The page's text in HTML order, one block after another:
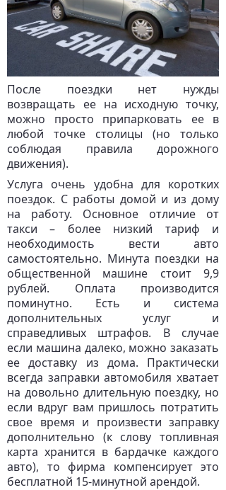
После поездки нет нужды
возвращать ее на исходную точку,
можно просто припарковать ее в
любой точке столицы (но только
соблюдая правила дорожного
движения).
Услуга очень удобна для коротких
поездок. С работы домой и из дому
на работу. Основное отличие от
такси – более низкий тариф и
необходимость вести авто
самостоятельно. Минута поездки на
общественной машине стоит 9,9
рублей. Оплата производится
поминутно. Есть и система
дополнительных услуг и
справедливых штрафов. В случае
если машина далеко, можно заказать
ее доставку из дома. Практически
всегда заправки автомобиля хватает
на довольно длительную поездку, но
если вдруг вам пришлось потратить
свое время и произвести заправку
дополнительно (к слову топливная
карта хранится в бардачке каждого
авто), то фирма компенсирует это
бесплатной 15-минутной арендой.